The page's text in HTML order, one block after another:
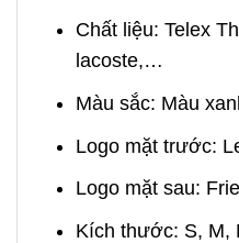
Chất liệu: Telex
lacoste,…
Màu sắc: Màu
Logo mặt trước:
Logo mặt sau:
Kích thước: S, M,